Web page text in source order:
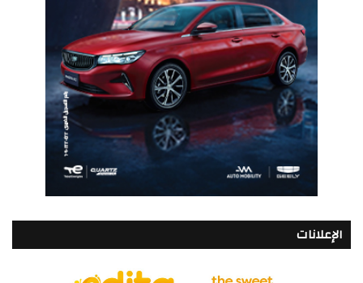
الإعلانات